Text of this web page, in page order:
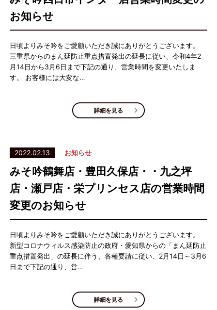
お知らせ
日頃よりみそ吟をご愛顧いただき誠にありがとうございます。
三重県からのまん延防止重点措置発出の延長に従い、令和4年2
月14日から3月6日まで下記の通り、営業時間を変更いたしま
す。 お客様には大変な…
詳細を見る
2022.02.13 お知らせ
みそ吟鶴舞店・豊田久保店・・九之坪
店・瀬戸店・栄プリンセス店の営業時間
変更のお知らせ
日頃よりみそ吟をご愛顧いただき誠にありがとうございます。
新型コロナウィルス感染防止の政府・愛知県からの「まん延防止
重点措置発出」の延長に伴う、各種要請に従い、2月14日～3月6
日まで下記の通り、営…
詳細を見る